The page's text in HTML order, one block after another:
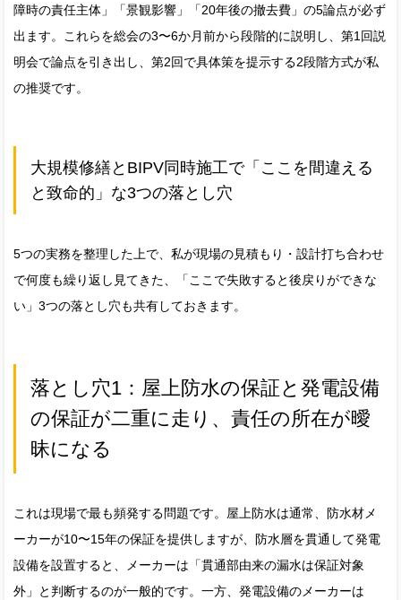
障時の責任主体」「景観影響」「20年後の撤去費」の5論点が必ず
出ます。これらを総会の3〜6か月前から段階的に説明し、第1回説
明会で論点を引き出し、第2回で具体策を提示する2段階方式が私
の推奨です。
大規模修繕とBIPV同時施工で「ここを間違える
と致命的」な3つの落とし穴
5つの実務を整理した上で、私が現場の見積もり・設計打ち合わせ
で何度も繰り返し見てきた、「ここで失敗すると後戻りができな
い」3つの落とし穴も共有しておきます。
落とし穴1：屋上防水の保証と発電設備
の保証が二重に走り、責任の所在が曖
昧になる
これは現場で最も頻発する問題です。屋上防水は通常、防水材メ
ーカーが10〜15年の保証を提供しますが、防水層を貫通して発電
設備を設置すると、メーカーは「貫通部由来の漏水は保証対象
外」と判断するのが一般的です。一方、発電設備のメーカーは